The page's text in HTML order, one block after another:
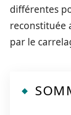
différentes
reconstituée
par le